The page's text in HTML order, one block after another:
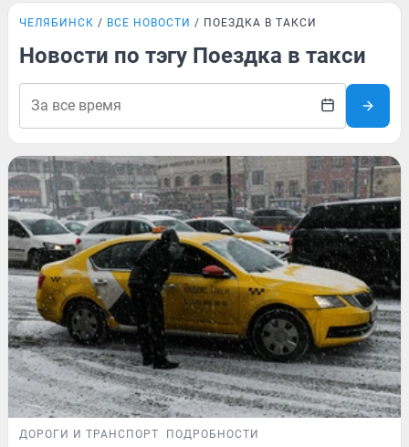
ЧЕЛЯБИНСК ВСЕ НОВОСТИ ПОЕЗДКА В ТАКСИ
Новости по тэгу Поездка в такси
ДОРОГИ И ТРАНСПОРТ ПОДРОБНОСТИ